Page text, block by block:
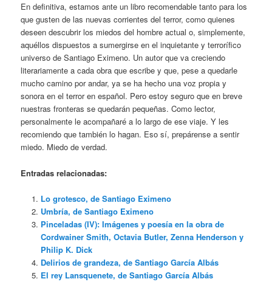
En definitiva, estamos ante un libro recomendable tanto para los
que gusten de las nuevas corrientes del terror, como quienes
deseen descubrir los miedos del hombre actual o, simplemente,
aquéllos dispuestos a sumergirse en el inquietante y terrorífico
universo de Santiago Eximeno. Un autor que va creciendo
literariamente a cada obra que escribe y que, pese a quedarle
mucho camino por andar, ya se ha hecho una voz propia y
sonora en el terror en español. Pero estoy seguro que en breve
nuestras fronteras se quedarán pequeñas. Como lector,
personalmente le acompañaré a lo largo de ese viaje. Y les
recomiendo que también lo hagan. Eso sí, prepárense a sentir
miedo. Miedo de verdad.
Entradas relacionadas:
Lo grotesco, de Santiago Eximeno
Umbría, de Santiago Eximeno
Pinceladas (IV): Imágenes y poesía en la obra de
Cordwainer Smith, Octavia Butler, Zenna Henderson y
Philip K. Dick
Delirios de grandeza, de Santiago García Albás
El rey Lansquenete, de Santiago García Albás